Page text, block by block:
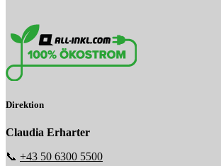
Direktion
Claudia Erharter
📞 +43 50 6300 5500